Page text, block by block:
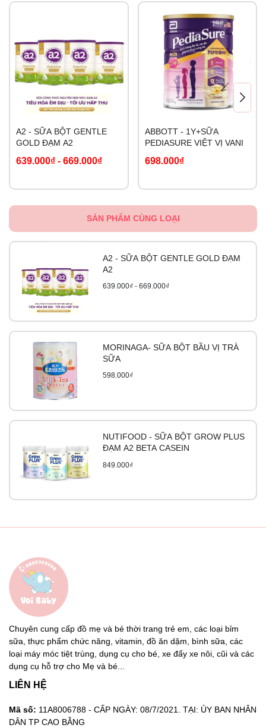
- Đo lượng nước và bột cần thiết bằng cách tham khảo
hướng dẫn cho ăn trên nhãn sản phẩm
- Chỉ sử dụng muỗng được cung cấp, sử dụng lưỡi dao
san bằng trên hộp thiếc. Đổ bột vào nước, khuấy hoặc lắc
cho đến khi bột tan.
A2 - SỮA BỘT GENTLE
GOLD ĐẠM A2
639.000₫ - 669.000₫
ABBOTT - 1Y+SỮA
PEDIASURE VIỆT VỊ VANI
698.000₫
SẢN PHẨM CÙNG LOẠI
A2 - SỮA BỘT GENTLE GOLD ĐẠM
A2
639.000₫ - 669.000₫
MORINAGA- SỮA BỘT BẦU VỊ TRÀ
SỮA
598.000₫
NUTIFOOD - SỮA BỘT GROW PLUS
ĐẠM A2 BETA CASEIN
849.000₫
Chuyên cung cấp đồ mẹ và bé thời trang trẻ em, các loại bỉm
sữa, thực phẩm chức năng, vitamin, đồ ăn dặm, bình sữa, các
loại máy móc tiệt trùng, dụng cụ cho bé, xe đẩy xe nôi, cũi và các
dụng cụ hỗ trợ cho Mẹ và bé...
LIÊN HỆ
Mã số: 11A8006788 - CẤP NGÀY: 08/7/2021. TẠI: ỦY BAN NHÂN
DÂN TP CAO BẰNG